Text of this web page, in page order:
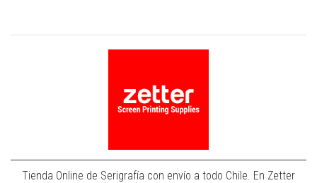
Tienda Online de Serigrafía con envío a todo Chile. En Zetter